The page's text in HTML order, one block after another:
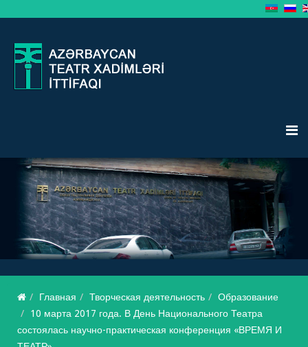
Главная Творческая деятельность
Образование
10 марта 2017 года. В День Национального Театра
состоялась научно-практическая конференция «ВРЕМЯ И